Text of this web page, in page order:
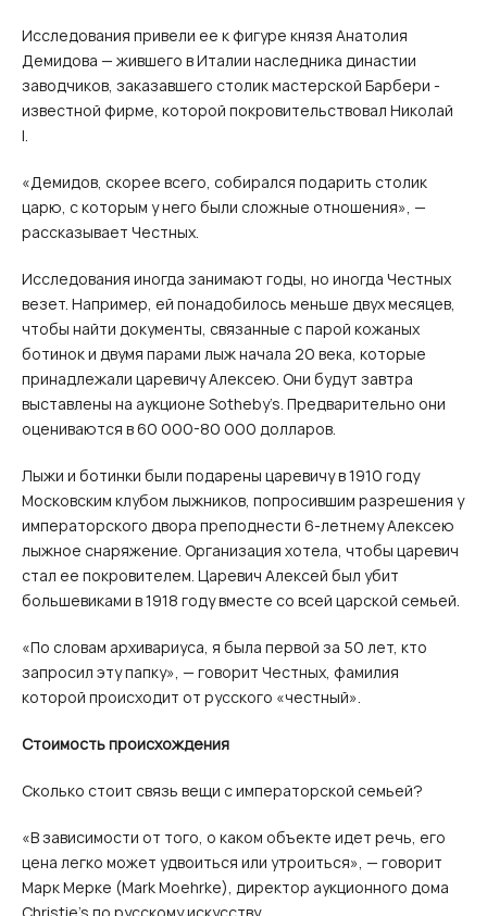
Исследования привели ее к фигуре князя Анатолия
Демидова — жившего в Италии наследника династии
заводчиков, заказавшего столик мастерской Барбери -
известной фирме, которой покровительствовал Николай
I.
«Демидов, скорее всего, собирался подарить столик
царю, с которым у него были сложные отношения», —
рассказывает Честных.
Исследования иногда занимают годы, но иногда Честных
везет. Например, ей понадобилось меньше двух месяцев,
чтобы найти документы, связанные с парой кожаных
ботинок и двумя парами лыж начала 20 века, которые
принадлежали царевичу Алексею. Они будут завтра
выставлены на аукционе Sotheby’s. Предварительно они
оцениваются в 60 000-80 000 долларов.
Лыжи и ботинки были подарены царевичу в 1910 году
Московским клубом лыжников, попросившим разрешения у
императорского двора преподнести 6-летнему Алексею
лыжное снаряжение. Организация хотела, чтобы царевич
стал ее покровителем. Царевич Алексей был убит
большевиками в 1918 году вместе со всей царской семьей.
«По словам архивариуса, я была первой за 50 лет, кто
запросил эту папку», — говорит Честных, фамилия
которой происходит от русского «честный».
Стоимость происхождения
Сколько стоит связь вещи с императорской семьей?
«В зависимости от того, о каком объекте идет речь, его
цена легко может удвоиться или утроиться», — говорит
Марк Мерке (Mark Moehrke), директор аукционного дома